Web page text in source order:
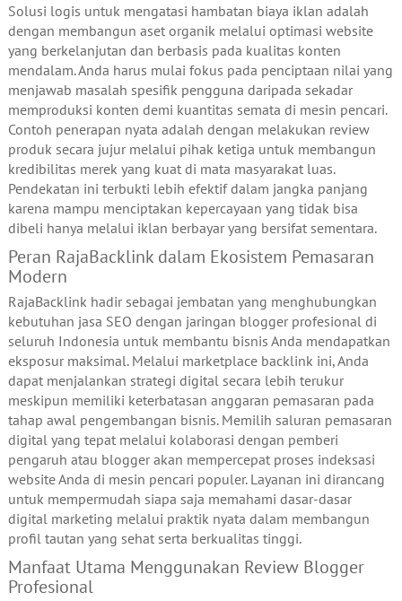
Solusi logis untuk mengatasi hambatan biaya iklan adalah
dengan membangun aset organik melalui optimasi website
yang berkelanjutan dan berbasis pada kualitas konten
mendalam. Anda harus mulai fokus pada penciptaan nilai yang
menjawab masalah spesifik pengguna daripada sekadar
memproduksi konten demi kuantitas semata di mesin pencari.
Contoh penerapan nyata adalah dengan melakukan review
produk secara jujur melalui pihak ketiga untuk membangun
kredibilitas merek yang kuat di mata masyarakat luas.
Pendekatan ini terbukti lebih efektif dalam jangka panjang
karena mampu menciptakan kepercayaan yang tidak bisa
dibeli hanya melalui iklan berbayar yang bersifat sementara.
Peran RajaBacklink dalam Ekosistem Pemasaran
Modern
RajaBacklink hadir sebagai jembatan yang menghubungkan
kebutuhan jasa SEO dengan jaringan blogger profesional di
seluruh Indonesia untuk membantu bisnis Anda mendapatkan
eksposur maksimal. Melalui marketplace backlink ini, Anda
dapat menjalankan strategi digital secara lebih terukur
meskipun memiliki keterbatasan anggaran pemasaran pada
tahap awal pengembangan bisnis. Memilih saluran pemasaran
digital yang tepat melalui kolaborasi dengan pemberi
pengaruh atau blogger akan mempercepat proses indeksasi
website Anda di mesin pencari populer. Layanan ini dirancang
untuk mempermudah siapa saja memahami dasar-dasar
digital marketing melalui praktik nyata dalam membangun
profil tautan yang sehat serta berkualitas tinggi.
Manfaat Utama Menggunakan Review Blogger
Profesional